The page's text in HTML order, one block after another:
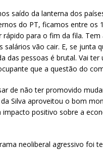
saído da lanterna dos
do PT, ficamos entre os
para o fim da fila.
salários vão cair. E, se junta
das pessoas é brutal. Vai
que a questão do
de não ter promovido
Silva aproveitou o bom
positivo sobre a
neoliberal agressivo foi